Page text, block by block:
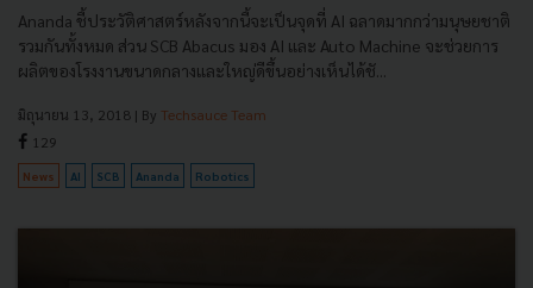
Ananda ชี้ประวัติศาสตร์หลังจากนี้จะเป็นจุดที่ AI ฉลาดมากกว่ามนุษยชาติ
รวมกันทั้งหมด ส่วน SCB Abacus มอง AI และ Auto Machine จะช่วยการ
ผลิตของโรงงานขนาดกลางและใหญ่ดีขึ้นอย่างเห็นได้ชั...
มิถุนายน 13, 2018 | By Techsauce Team
129
News AI SCB Ananda Robotics